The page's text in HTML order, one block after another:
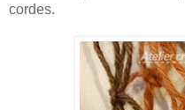
cordes.